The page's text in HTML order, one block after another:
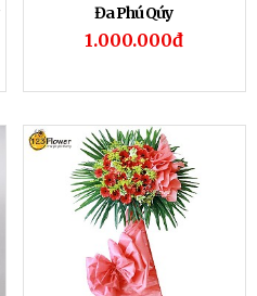
Đa Phú Qúy
1.000.000đ